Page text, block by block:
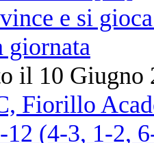
e si
giornata
il 10 Giugno